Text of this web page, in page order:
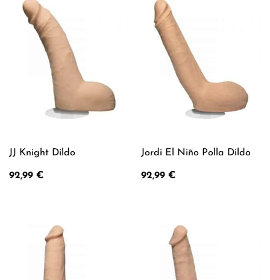
JJ Knight Dildo
92,99 €
Jordi El Niño Polla Dildo
92,99 €